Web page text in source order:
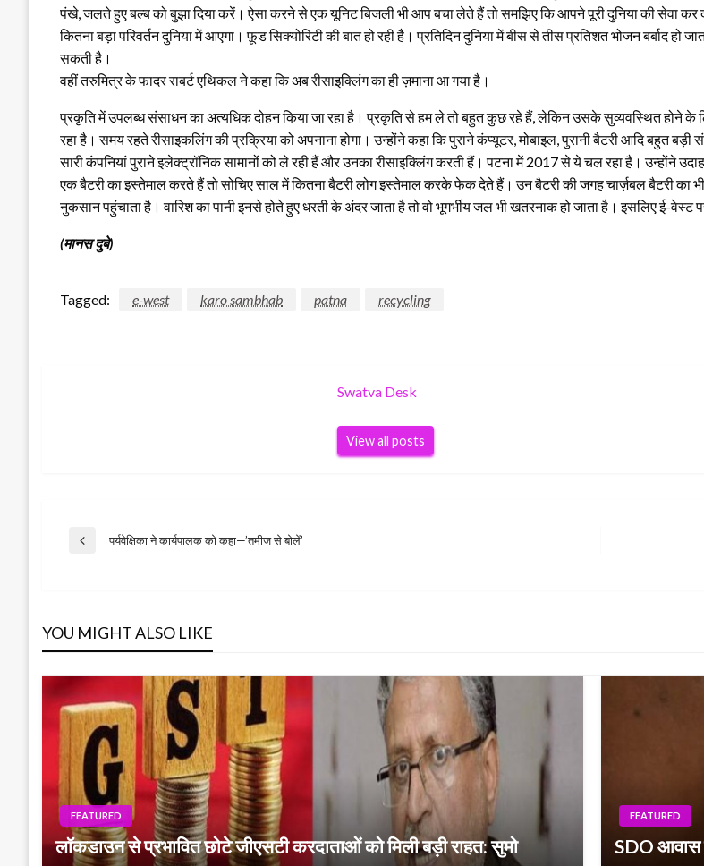
पंखे, जलते हुए बल्ब को बुझा दिया करें। ऐसा करने से एक यूनिट बिजली भी आप बचा लेते हैं तो समझिए कि आपने पूरी दुनिया की सेवा
कितना बड़ा परिवर्तन दुनिया में आएगा। फ़ूड सिक्योरिटी की बात हो रही है। प्रतिदिन दुनिया में बीस से तीस प्रतिशत भोजन बर्बाद हो
सकती है।
वहीं तरुमित्र के फादर राबर्ट एथिकल ने कहा कि अब रीसाइक्लिंग का ही ज़माना आ गया है।
प्रकृति में उपलब्ध संसाधन का अत्यधिक दोहन किया जा रहा है। प्रकृति से हम ले तो बहुत कुछ रहे हैं, लेकिन उसके सुव्यवस्थित होने
रहा है। समय रहते रीसाइकलिंग की प्रक्रिया को अपनाना होगा। उन्होंने कहा कि पुराने कंप्यूटर, मोबाइल, पुरानी बैटरी आदि
सारी कंपनियां पुराने इलेक्ट्रॉनिक सामानों को ले रही हैं और उनका रीसाइक्लिंग करती हैं। पटना में 2017 से ये चल रहा है। उन्होंने
एक बैटरी का इस्तेमाल करते हैं तो सोचिए साल में कितना बैटरी लोग इस्तेमाल करके फेक देते हैं। उन बैटरी की जगह चार्ज़बल बैटरी का
नुकसान पहुंचाता है। वारिश का पानी इनसे होते हुए धरती के अंदर जाता है तो वो भूगर्भीय जल भी खतरनाक हो जाता है। इसलिए ई-
(मानस दुबे)
Tagged: e-west karo sambhab patna recycling
Swatva Desk
View all posts
Post
Previous
पर्यवेक्षिका ने कार्यपालक को कहा—’तमीज से बोलें’
YOU MIGHT ALSO LIKE
FEATURED
लाॅकडाउन से प्रभावित छोटे जीएसटी करदाताओं को मिली बड़ी राहत: सुमो
FEATURED
SDO आवास